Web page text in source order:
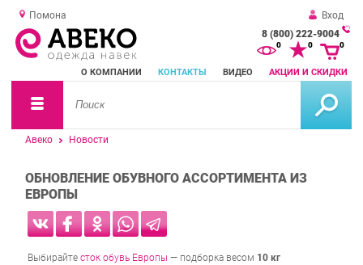
Помона
Вход
8 (800) 222-9004
О КОМПАНИИ КОНТАКТЫ ВИДЕО АКЦИИ И СКИДКИ
0 0 0
Авеко Новости
ОБНОВЛЕНИЕ ОБУВНОГО АССОРТИМЕНТА ИЗ
ЕВРОПЫ
Выбирайте сток обувь Европы — подборка весом 10 кг